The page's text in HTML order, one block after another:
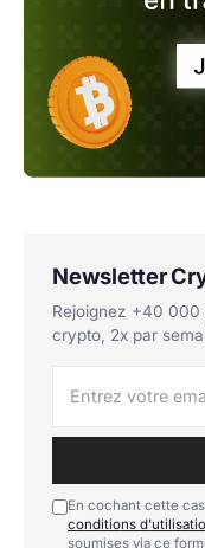
Newsletter
Rejoignez +40 000
crypto, 2x par
En cochant cette
conditions
soumises via ce